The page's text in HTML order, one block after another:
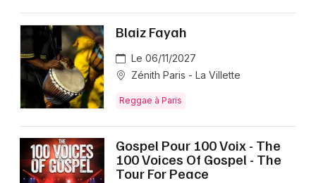
Blaiz Fayah
Le 06/11/2027
Zénith Paris - La Villette
Reggae à Paris
Gospel Pour 100 Voix - The
100 Voices Of Gospel - The
Tour For Peace